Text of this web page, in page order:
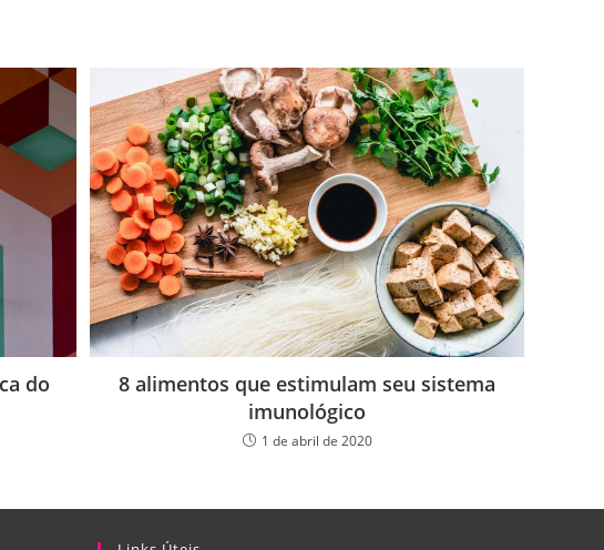
do
8 alimentos que estimulam seu sistema
imunológico
1 de abril de 2020